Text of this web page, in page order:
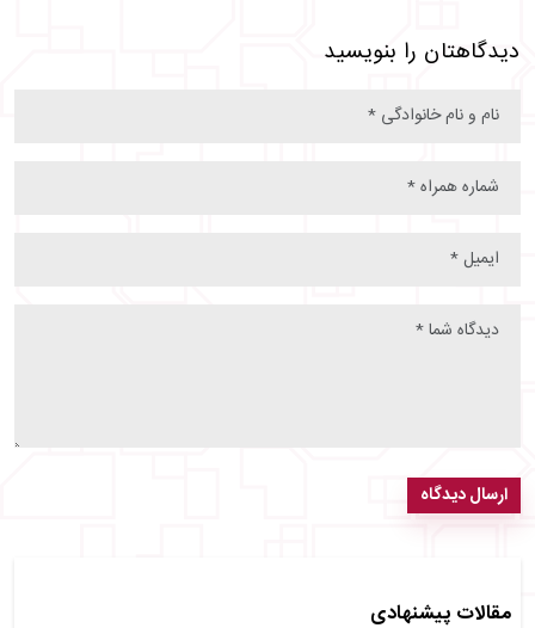
مقالات پیشنهادی
دیدگاهتان را بنویسید
ارسال دیدگاه